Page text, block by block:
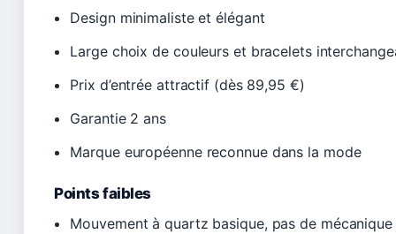
Design minimaliste et élégant
Large choix de couleurs et bracelets
Prix d’entrée attractif (dès 89,95 €)
Garantie 2 ans
Marque européenne reconnue dans la mode
Points faibles
Mouvement à quartz basique, pas de mécanique